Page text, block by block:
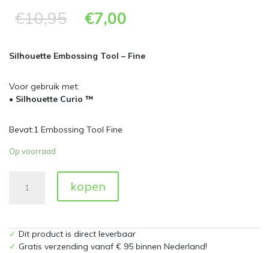
€10,95 €7,00
Silhouette Embossing Tool – Fine
Voor gebruik met:
• Silhouette Curio ™
Bevat:1 Embossing Tool Fine
Op voorraad
Curio
fine
aantal
kopen
✓ Dit product is direct leverbaar
✓ Gratis verzending vanaf € 95 binnen Nederland!